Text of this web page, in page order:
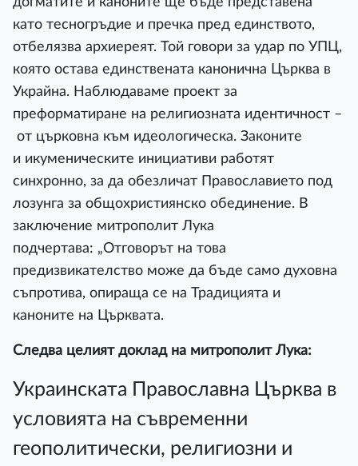
като тесногръдие и пречка пред единството,
отбелязва архиереят. Той говори за удар по УПЦ,
която остава единствената канонична Църква в
Украйна. Наблюдаваме проект за
преформатиране на религиозната идентичност –
от църковна към идеологическа. Законите
и икуменическите инициативи работят
синхронно, за да обезличат Православието под
лозунга за общохристиянско обединение. В
заключение митрополит Лука
подчертава: „Отговорът на това
предизвикателство може да бъде само духовна
съпротива, опираща се на Традицията и
каноните на Църквата.
Следва целият доклад на митрополит Лука:
Украинската Православна Църква в
условията на съвременни
геополитически, религиозни и